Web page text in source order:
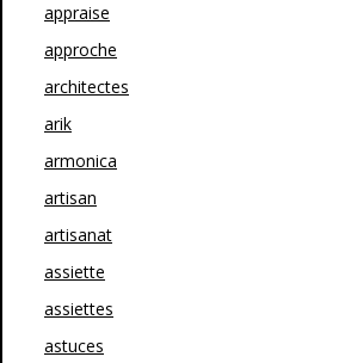
appraise
approche
architectes
arik
armonica
artisan
artisanat
assiette
assiettes
astuces